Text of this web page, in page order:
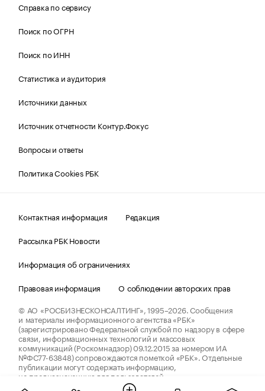
Справка по сервису
Поиск по ОГРН
Поиск по ИНН
Статистика и аудитория
Источники данных
Источник отчетности Контур.Фокус
Вопросы и ответы
Политика Cookies РБК
Контактная информация
Редакция
Рассылка РБК Новости
Информация об ограничениях
Правовая информация
О соблюдении авторских прав
© АО «РОСБИЗНЕСКОНСАЛТИНГ»,1995–2026.Сообщения
и материалы информационного агентства «РБК»
(зарегистрировано Федеральной службой по надзору в сфере
связи, информационных технологий и массовых
коммуникаций (Роскомнадзор) 09.12.2015 за номером ИА
№ФС77-63848) сопровождаются пометкой «РБК». Отдельные
публикации могут содержать информацию,
не предназначенную для пользователей
до 18 лет.
companycardsfeedback@rbc.ru